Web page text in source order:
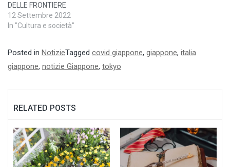
DELLE FRONTIERE
12 Settembre 2022
In "Cultura e società"
Posted in NotizieTagged covid giappone, giappone, italia
giappone, notizie Giappone, tokyo
RELATED POSTS